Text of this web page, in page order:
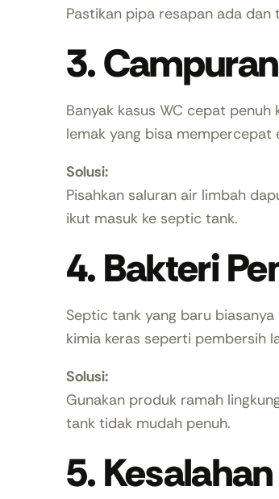
Pastikan pipa resapan ada
3.
Banyak kasus WC cepat penuh
lemak yang bisa mempercepat
Solusi:
Pisahkan saluran air limbah
ikut masuk ke septic tank.
4. Bakteri
Septic tank yang baru
kimia keras seperti pembersih
Solusi:
Gunakan produk ramah
tank tidak mudah penuh.
5.